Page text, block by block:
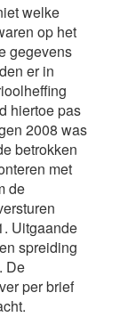
welke
op het
gegevens
er in
hiertoe pas
2008 was
betrokken
met
de
Uitgaande
spreiding
De
per brief